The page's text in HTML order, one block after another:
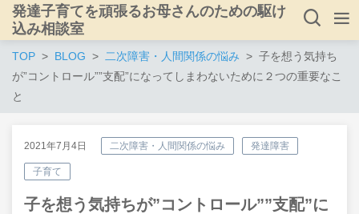
発達子育てを頑張るお母さんのための駆け
込み相談室
TOP BLOG 二次障害・人間関係の悩み
子を想う気持ち
が”コントロール””支配”になってしまわないために２つの重要なこ
と
2021年7月4日 二次障害・人間関係の悩み 発達障害
子育て
子を想う気持ちが”コントロール””支配”に